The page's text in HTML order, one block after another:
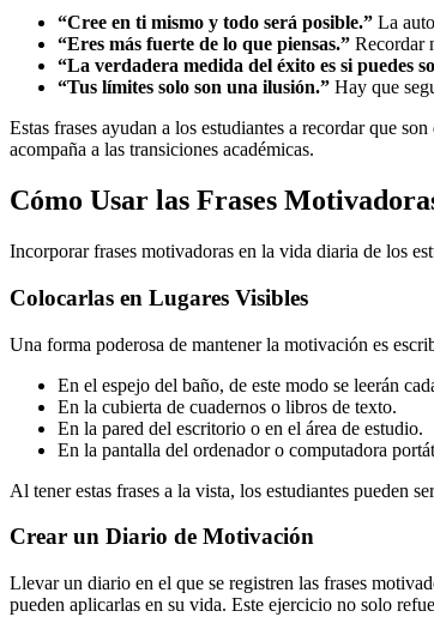
“Cree en ti mismo y todo será posible.” La
“Eres más fuerte de lo que piensas.” Recordar
“La verdadera medida del éxito es si puedes
“Tus límites solo son una ilusión.” Hay que
Estas frases ayudan a los estudiantes a recordar que
acompaña a las transiciones académicas.
Cómo Usar las Frases
Incorporar frases motivadoras en la vida diaria de los
Colocarlas en Lugares Visibles
Una forma poderosa de mantener la motivación es
En el espejo del baño, de este modo se leerán
En la cubierta de cuadernos o libros de texto.
En la pared del escritorio o en el área de estudio.
En la pantalla del ordenador o computadora
Al tener estas frases a la vista, los estudiantes pueden
Crear un Diario de Motivación
Llevar un diario en el que se registren las frases
pueden aplicarlas en su vida. Este ejercicio no solo